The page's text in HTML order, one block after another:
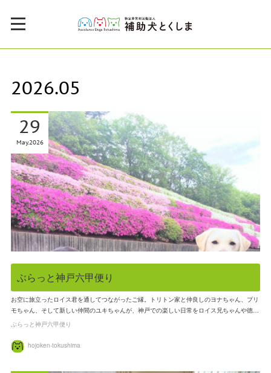
2026.05
ぶらっと神戸六甲便り
お空に旅立ったロイス君を通してつながったご縁。トリトン家と仲良しのヨナちゃん、プリ
モちゃん、そして新しい仲間のユキちゃんが、神戸での楽しい日常をロイス兄ちゃんや徳…
29
May2026
ぶらっと神戸六甲便り
hojoken-tokushima